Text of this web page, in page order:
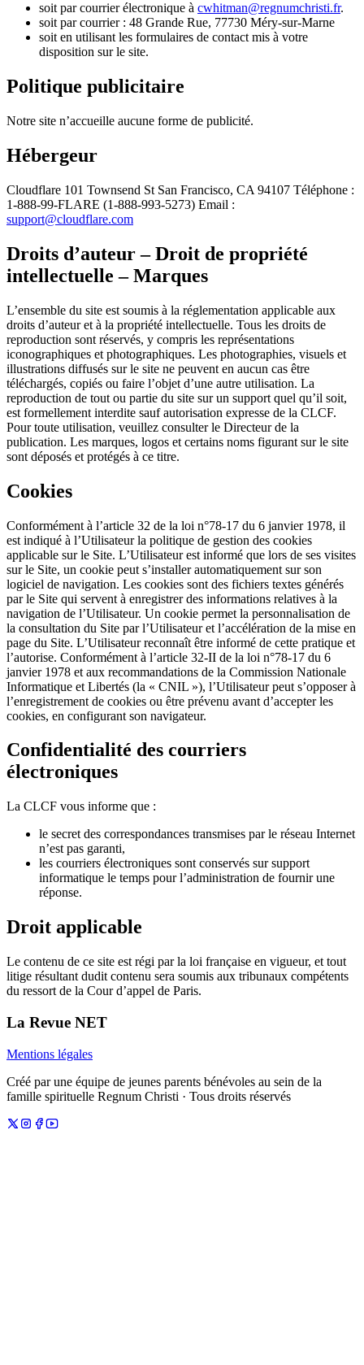
soit par courrier électronique à cwhitman@regnumchristi.fr.
soit par courrier : 48 Grande Rue, 77730 Méry-sur-Marne
soit en utilisant les formulaires de contact mis à votre
disposition sur le site.
Politique publicitaire
Notre site n’accueille aucune forme de publicité.
Hébergeur
Cloudflare 101 Townsend St San Francisco, CA 94107 Téléphone :
1-888-99-FLARE (1-888-993-5273) Email :
support@cloudflare.com
Droits d’auteur – Droit de propriété
intellectuelle – Marques
L’ensemble du site est soumis à la réglementation applicable aux
droits d’auteur et à la propriété intellectuelle. Tous les droits de
reproduction sont réservés, y compris les représentations
iconographiques et photographiques. Les photographies, visuels et
illustrations diffusés sur le site ne peuvent en aucun cas être
téléchargés, copiés ou faire l’objet d’une autre utilisation. La
reproduction de tout ou partie du site sur un support quel qu’il soit,
est formellement interdite sauf autorisation expresse de la CLCF.
Pour toute utilisation, veuillez consulter le Directeur de la
publication. Les marques, logos et certains noms figurant sur le site
sont déposés et protégés à ce titre.
Cookies
Conformément à l’article 32 de la loi n°78-17 du 6 janvier 1978, il
est indiqué à l’Utilisateur la politique de gestion des cookies
applicable sur le Site. L’Utilisateur est informé que lors de ses visites
sur le Site, un cookie peut s’installer automatiquement sur son
logiciel de navigation. Les cookies sont des fichiers textes générés
par le Site qui servent à enregistrer des informations relatives à la
navigation de l’Utilisateur. Un cookie permet la personnalisation de
la consultation du Site par l’Utilisateur et l’accélération de la mise en
page du Site. L’Utilisateur reconnaît être informé de cette pratique et
l’autorise. Conformément à l’article 32-II de la loi n°78-17 du 6
janvier 1978 et aux recommandations de la Commission Nationale
Informatique et Libertés (la « CNIL »), l’Utilisateur peut s’opposer à
l’enregistrement de cookies ou être prévenu avant d’accepter les
cookies, en configurant son navigateur.
Confidentialité des courriers
électroniques
La CLCF vous informe que :
le secret des correspondances transmises par le réseau Internet
n’est pas garanti,
les courriers électroniques sont conservés sur support
informatique le temps pour l’administration de fournir une
réponse.
Droit applicable
Le contenu de ce site est régi par la loi française en vigueur, et tout
litige résultant dudit contenu sera soumis aux tribunaux compétents
du ressort de la Cour d’appel de Paris.
La Revue NET
Mentions légales
Créé par une équipe de jeunes parents bénévoles au sein de la
famille spirituelle Regnum Christi · Tous droits réservés